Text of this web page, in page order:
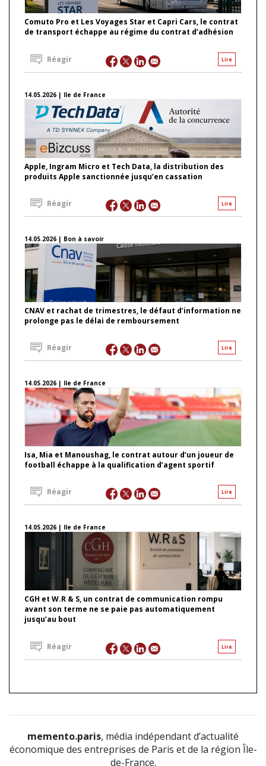
Comuto Pro et Les Voyages Star et Capri Cars, le contrat
de transport échappe au régime du contrat d’adhésion
Lire
Réagir
14.05.2026 | Ile de France
Apple, Ingram Micro et Tech Data, la distribution des
produits Apple sanctionnée jusqu’en cassation
Lire
Réagir
14.05.2026 | Bon à savoir
CNAV et rachat de trimestres, le défaut d’information ne
prolonge pas le délai de remboursement
Lire
Réagir
14.05.2026 | Ile de France
Isa, Mia et Manoushag, le contrat autour d’un joueur de
football échappe à la qualification d’agent sportif
Lire
Réagir
14.05.2026 | Ile de France
CGH et W.R & S, un contrat de communication rompu
avant son terme ne se paie pas automatiquement
jusqu’au bout
Lire
Réagir
memento.paris, média indépendant d’actualité
économique des entreprises de Paris et de la région Île-
de-France.